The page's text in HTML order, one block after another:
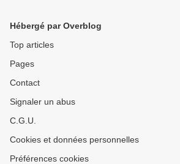
Hébergé par Overblog
Top articles
Pages
Contact
Signaler un abus
C.G.U.
Cookies et données personnelles
Préférences cookies